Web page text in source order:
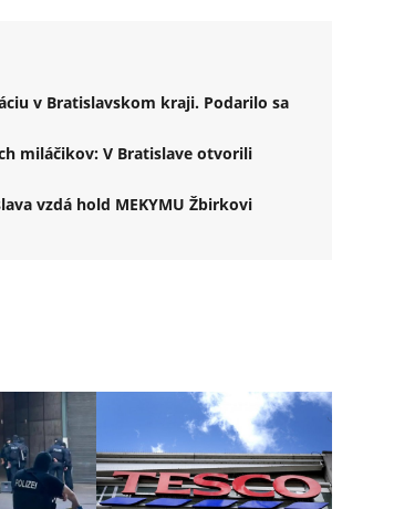
v Bratislavskom kraji. Podarilo sa
miláčikov: V Bratislave otvorili
vzdá hold MEKYMU Žbirkovi